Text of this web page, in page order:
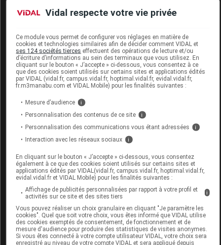
Nutrison Advanced Peptisorb est indiqué en cas de
syndrome de malabsorption/maldigestion
(particulièrement en cas de chylothorax).
Nutrison Peptisorb Plus HEHP est indiqué en cas de
syndrome de malabsorption/maldigestion (grêle court,
pancréatites, maladie de Crohn...).
contre-indications
Nutrison advanced Peptisorb et Nutrison Peptisorb
Plus HEHP ne conviennent pas aux :
patients ayant une contre-indication majeure à la
nutrition entérale ;
patients souffrant de galactosémie ;
patients présentant une allergie aux protéines de
lait de vache.
Vidal respecte votre vie privée
Ce module vous permet de configurer vos réglages en matière de
cookies et technologies similaires afin de décider comment VIDAL et
ses 124 sociétés tierces effectuent des opérations de lecture et/ou
d’écriture d’informations au sein des terminaux que vous utilisez. En
cliquant sur le bouton « J’accepte » ci-dessous, vous consentez à ce
que des cookies soient utilisés sur certains sites et applications édités
par VIDAL (vidal.fr, campus.vidal.fr, hoptimal.vidal.fr, evidal.vidal.fr,
fr.m3manabu.com et VIDAL Mobile) pour les finalités suivantes :
Mesure d’audience i
Personnalisation des contenus de ce site i
Personnalisation des communications vous étant adressées i
Interaction avec les réseaux sociaux i
En cliquant sur le bouton « J’accepte » ci-dessous, vous consentez
également à ce que des cookies soient utilisés sur certains sites et
applications édités par VIDAL(vidal.fr, campus.vidal.fr, hoptimal.vidal.fr,
evidal.vidal.fr et VIDAL Mobile) pour les finalités suivantes :
Affichage de publicités personnalisées par rapport à votre profil et
activités sur ce site et des sites tiers
i
Vous pouvez réaliser un choix granulaire en cliquant "Je paramètre les
cookies". Quel que soit votre choix, vous êtes informé que VIDAL utilise
des cookies exemptés de consentement, de fonctionnement et de
mesure d'audience pour produire des statistiques de visites anonymes.
Si vous êtes connecté à votre compte utilisateur VIDAL, votre choix sera
enregistré au niveau de votre compte VIDAL et sera appliqué depuis